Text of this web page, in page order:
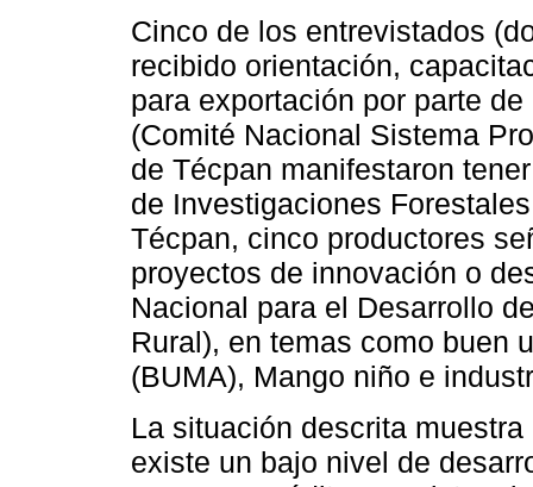
Cinco de los entrevistados
recibido orientación,
para exportación por parte
(Comité Nacional Sistema
de Técpan manifestaron
de Investigaciones
Técpan, cinco productores
proyectos de innovación o
Nacional para el Desarrollo
Rural), en temas como buen
(BUMA), Mango niño e
La situación descrita
existe un bajo nivel de